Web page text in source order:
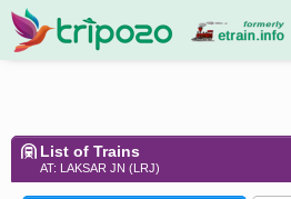
List of Trains
AT: LAKSAR JN (LRJ)